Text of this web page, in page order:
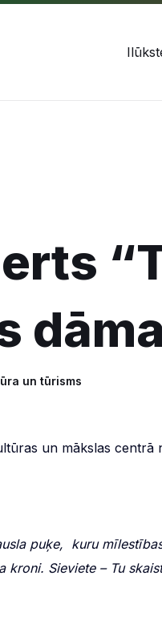
un tūrisms
un mākslas
puķe, kuru
kroni. Sieviete – Tu